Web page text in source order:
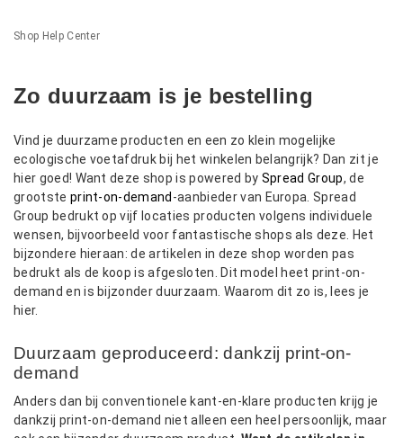
Shop Help Center
Zo duurzaam is je bestelling
Vind je duurzame producten en een zo klein mogelijke
ecologische voetafdruk bij het winkelen belangrijk? Dan zit je
hier goed! Want deze shop is powered by Spread Group, de
grootste print-on-demand -aanbieder van Europa. Spread
Group bedrukt op vijf locaties producten volgens individuele
wensen, bijvoorbeeld voor fantastische shops als deze. Het
bijzondere hieraan: de artikelen in deze shop worden pas
bedrukt als de koop is afgesloten. Dit model heet print-on-
demand en is bijzonder duurzaam. Waarom dit zo is, lees je
hier.
Duurzaam geproduceerd: dankzij print-on-
demand
Anders dan bij conventionele kant-en-klare producten krijg je
dankzij print-on-demand niet alleen een heel persoonlijk, maar